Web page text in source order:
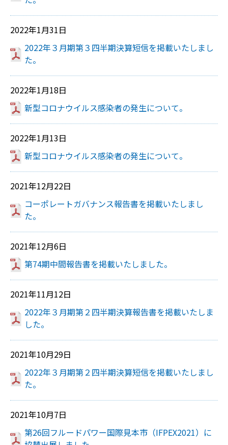
2022年1月31日
2022年３月期第３四半期決算短信を掲載いたしまし
た。
2022年1月18日
新型コロナウイルス感染者の発生について。
2022年1月13日
新型コロナウイルス感染者の発生について。
2021年12月22日
コーポレートガバナンス報告書を掲載いたしまし
た。
2021年12月6日
第74期中間報告書を掲載いたしました。
2021年11月12日
2022年３月期第２四半期決算報告書を掲載いたしま
した。
2021年10月29日
2022年３月期第２四半期決算短信を掲載いたしまし
た。
2021年10月7日
第26回フルードパワー国際見本市（IFPEX2021）に